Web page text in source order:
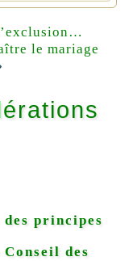
le mariage
principes
des